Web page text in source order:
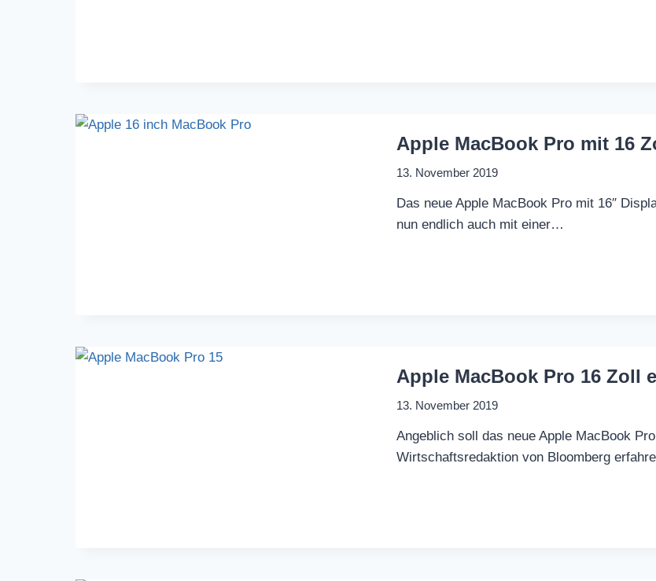
Apple MacBook Pro mit 16
13. November 2019
Das neue Apple MacBook Pro mit 16″
nun endlich auch mit einer…
Apple MacBook Pro 16 Zoll
13. November 2019
Angeblich soll das neue Apple MacBook
Wirtschaftsredaktion von Bloomberg